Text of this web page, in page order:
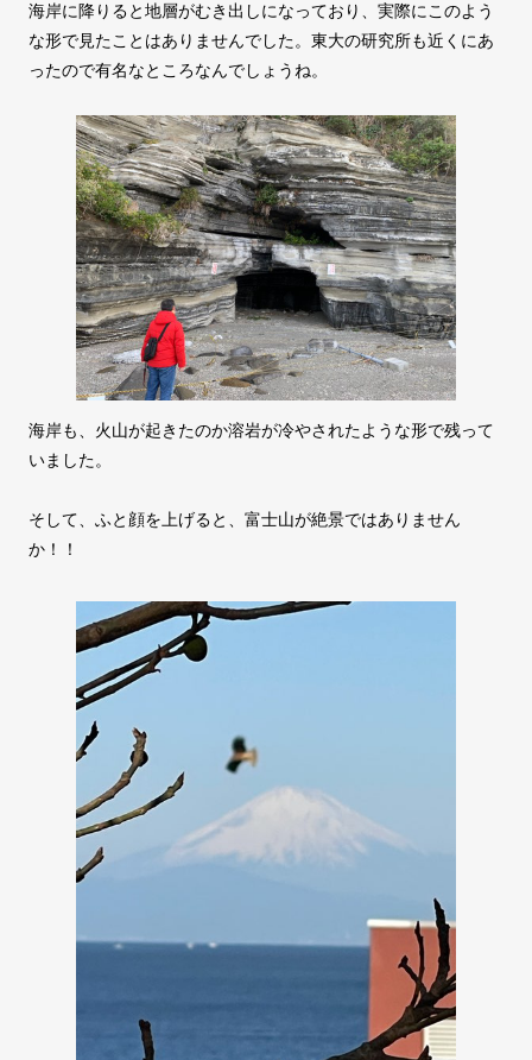
海岸に降りると地層がむき出しになっており、実際にこのよう
な形で見たことはありませんでした。東大の研究所も近くにあ
ったので有名なところなんでしょうね。
海岸も、火山が起きたのか溶岩が冷やされたような形で残って
いました。
そして、ふと顔を上げると、富士山が絶景ではありません
か！！